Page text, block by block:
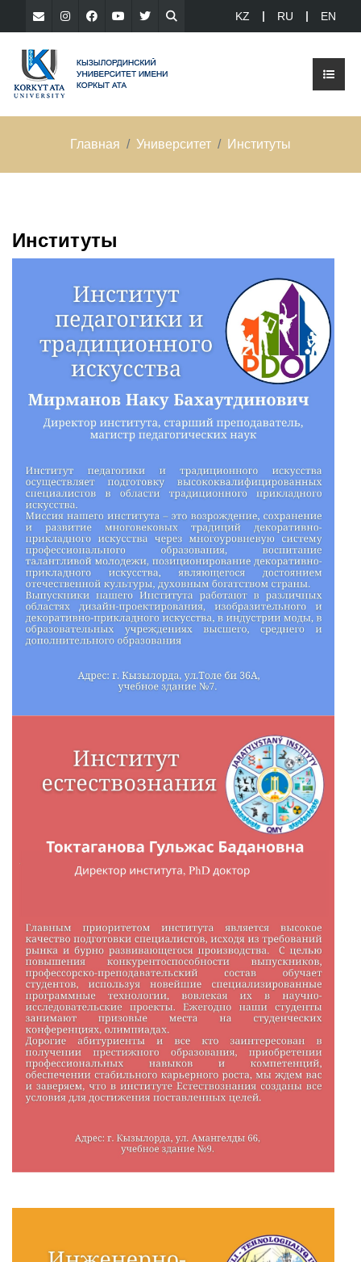
KZ RU EN
Главная Университет Институты
Институты